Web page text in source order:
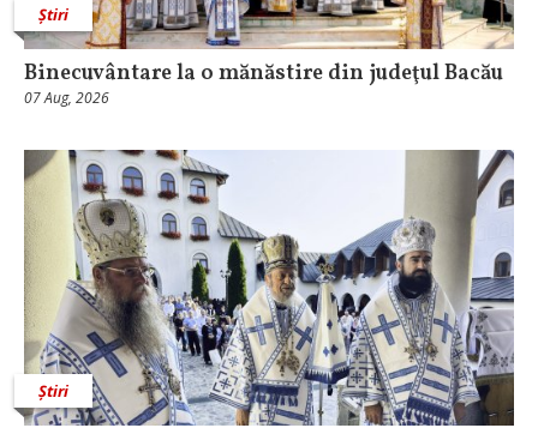
Știri
Binecuvântare la o mănăstire din judeţul Bacău
07 Aug, 2026
Știri